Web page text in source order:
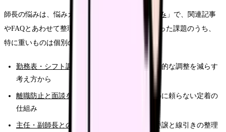
師長の悩みは、悩みカテゴリ「 管理職・師長の悩み 」で、関連記事
やFAQとあわせて整理しています。この記事で扱った課題のうち、
特に重いものは個別のページで深掘りできます。
勤務表・シフト調整の負担が大きい方
— 属人的な調整を減らす
考え方から
離職防止と面談を立て直したい方
— 引き止めに頼らない定着の
仕組み
主任・副師長との役割分担に悩む方 — 権限委譲と線引きの整理